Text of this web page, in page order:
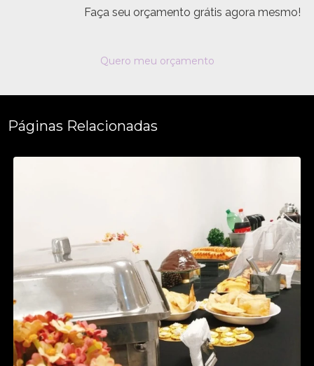
Faça seu orçamento grátis agora mesmo!
Quero meu orçamento
Páginas Relacionadas